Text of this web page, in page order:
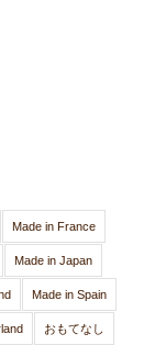
Made in France
Made in Japan
Made in Spain
おもてなし